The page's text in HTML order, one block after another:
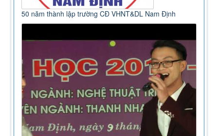
50 năm thành lập trường CĐ VHNT&DL Nam Định